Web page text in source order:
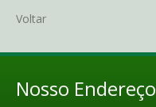
Voltar
Nosso Endereço